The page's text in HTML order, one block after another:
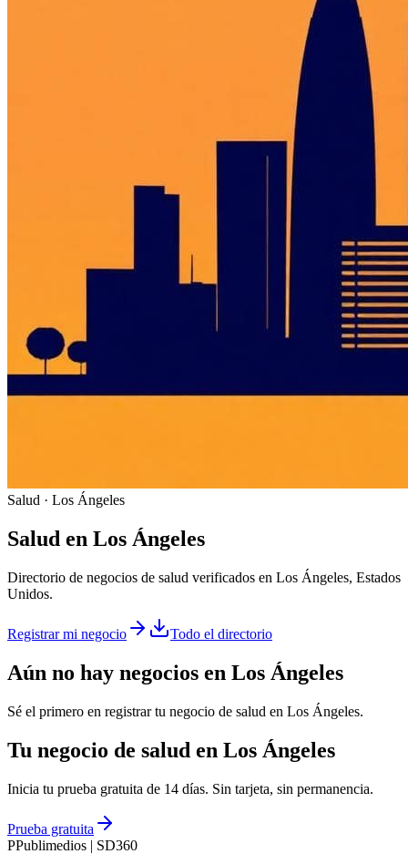
Salud · Los Ángeles
Salud en Los Ángeles
Directorio de negocios de salud verificados en Los Ángeles, Estados
Unidos.
Registrar mi negocio Todo el directorio
Aún no hay negocios en Los Ángeles
Sé el primero en registrar tu negocio de salud en Los Ángeles.
Tu negocio de salud en Los Ángeles
Inicia tu prueba gratuita de 14 días. Sin tarjeta, sin permanencia.
Prueba gratuita
PPublimedios | SD360